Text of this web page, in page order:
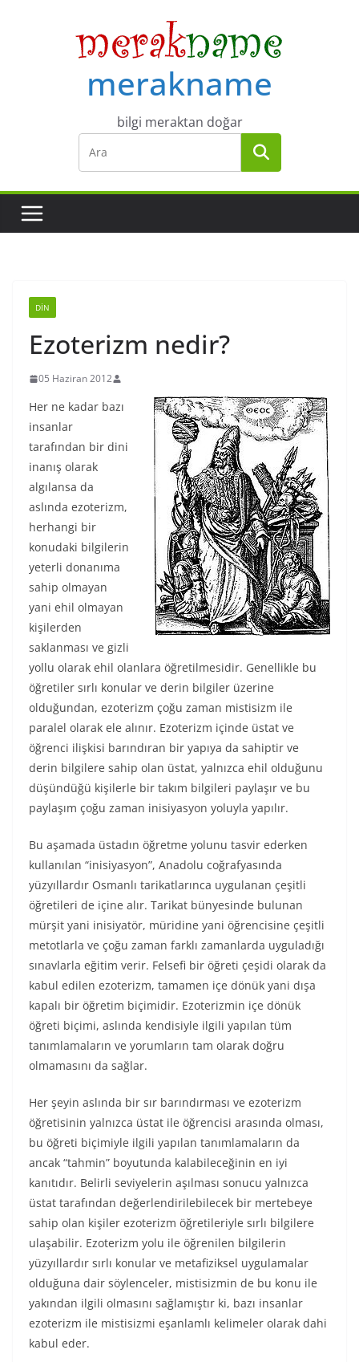
merakname
bilgi meraktan doğar
DIN
Ezoterizm nedir?
05 Haziran 2012
Her ne kadar bazı
insanlar
tarafından bir dini
inanış olarak
algılansa da
aslında ezoterizm,
herhangi bir
konudaki bilgilerin
yeterli donanıma
sahip olmayan
yani ehil olmayan
kişilerden
saklanması ve gizli
yollu olarak ehil olanlara öğretilmesidir. Genellikle bu
öğretiler sırlı konular ve derin bilgiler üzerine
olduğundan, ezoterizm çoğu zaman mistisizm ile
paralel olarak ele alınır. Ezoterizm içinde üstat ve
öğrenci ilişkisi barındıran bir yapıya da sahiptir ve
derin bilgilere sahip olan üstat, yalnızca ehil olduğunu
düşündüğü kişilerle bir takım bilgileri paylaşır ve bu
paylaşım çoğu zaman inisiyasyon yoluyla yapılır.
Bu aşamada üstadın öğretme yolunu tasvir ederken
kullanılan “inisiyasyon”, Anadolu coğrafyasında
yüzyıllardır Osmanlı tarikatlarınca uygulanan çeşitli
öğretileri de içine alır. Tarikat bünyesinde bulunan
mürşit yani inisiyatör, müridine yani öğrencisine çeşitli
metotlarla ve çoğu zaman farklı zamanlarda uyguladığı
sınavlarla eğitim verir. Felsefi bir öğreti çeşidi olarak da
kabul edilen ezoterizm, tamamen içe dönük yani dışa
kapalı bir öğretim biçimidir. Ezoterizmin içe dönük
öğreti biçimi, aslında kendisiyle ilgili yapılan tüm
tanımlamaların ve yorumların tam olarak doğru
olmamasını da sağlar.
Her şeyin aslında bir sır barındırması ve ezoterizm
öğretisinin yalnızca üstat ile öğrencisi arasında olması,
bu öğreti biçimiyle ilgili yapılan tanımlamaların da
ancak “tahmin” boyutunda kalabileceğinin en iyi
kanıtıdır. Belirli seviyelerin aşılması sonucu yalnızca
üstat tarafından değerlendirilebilecek bir mertebeye
sahip olan kişiler ezoterizm öğretileriyle sırlı bilgilere
ulaşabilir. Ezoterizm yolu ile öğrenilen bilgilerin
yüzyıllardır sırlı konular ve metafiziksel uygulamalar
olduğuna dair söylenceler, mistisizmin de bu konu ile
yakından ilgili olmasını sağlamıştır ki, bazı insanlar
ezoterizm ile mistisizmi eşanlamlı kelimeler olarak dahi
kabul eder.